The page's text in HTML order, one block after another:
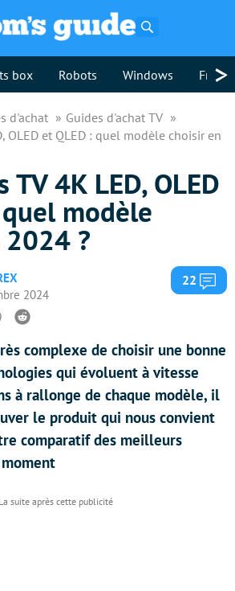
box Robots Windows >
d'achat
Guides d'achat TV
OLED et QLED : quel modèle choisir en
4K LED, OLED
modèle
?
2024
22
Reddit
complexe de choisir une bonne
qui évoluent à vitesse
à rallonge de chaque modèle, il
le produit qui nous convient
comparatif des meilleurs